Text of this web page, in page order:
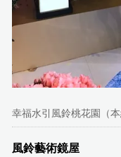
幸福水引風鈴桃花園（本
風鈴藝術鏡屋